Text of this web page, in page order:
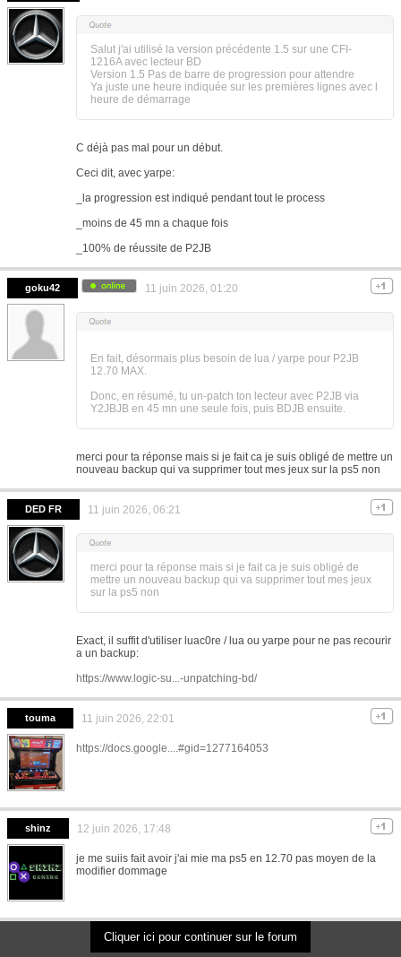
Salut j'ai utilisé la version précédente 1.5 sur une CFI-
1216A avec lecteur BD
Version 1.5 Pas de barre de progression pour attendre
Ya juste une heure indiquée sur les premières lignes avec l
heure de démarrage
C déjà pas mal pour un début.
Ceci dit, avec yarpe:
_la progression est indiqué pendant tout le process
_moins de 45 mn a chaque fois
_100% de réussite de P2JB
goku42 11 juin 2026, 01:20
En fait, désormais plus besoin de lua / yarpe pour P2JB
12.70 MAX.
Donc, en résumé, tu un-patch ton lecteur avec P2JB via
Y2JBJB en 45 mn une seule fois, puis BDJB ensuite.
merci pour ta réponse mais si je fait ca je suis obligé de mettre un
nouveau backup qui va supprimer tout mes jeux sur la ps5 non
DED FR 11 juin 2026, 06:21
merci pour ta réponse mais si je fait ca je suis obligé de
mettre un nouveau backup qui va supprimer tout mes jeux
sur la ps5 non
Exact, il suffit d'utiliser luac0re / lua ou yarpe pour ne pas recourir
a un backup:
https://www.logic-su...-unpatching-bd/
touma 11 juin 2026, 22:01
https://docs.google....#gid=1277164053
shinz 12 juin 2026, 17:48
je me suiis fait avoir j'ai mie ma ps5 en 12.70 pas moyen de la
modifier dommage
Cliquer ici pour continuer sur le forum